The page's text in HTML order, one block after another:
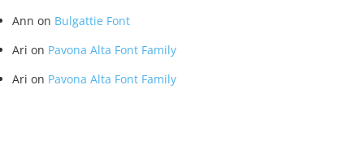
Ann on Bulgattie Font
Ari on Pavona Alta Font Family
Ari on Pavona Alta Font Family